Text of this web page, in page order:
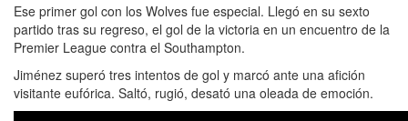
Ese primer gol con los Wolves fue especial. Llegó en su sexto
partido tras su regreso, el gol de la victoria en un encuentro de la
Premier League contra el Southampton.
Jiménez superó tres intentos de gol y marcó ante una afición
visitante eufórica. Saltó, rugió, desató una oleada de emoción.